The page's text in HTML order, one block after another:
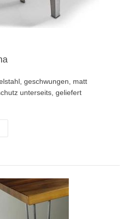
geschwungen, matt
unterseits, geliefert